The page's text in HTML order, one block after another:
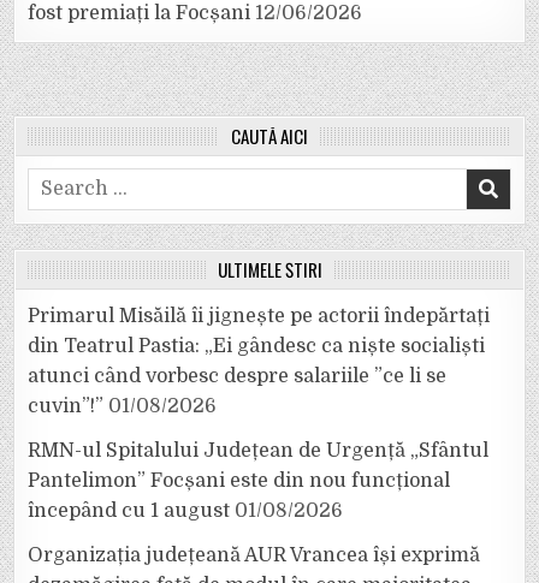
fost premiați la Focșani 12/06/2026
CAUTĂ AICI
Search
for:
ULTIMELE ȘTIRI
Primarul Misăilă îi jignește pe actorii îndepărtați
din Teatrul Pastia: „Ei gândesc ca niște socialiști
atunci când vorbesc despre salariile ”ce li se
cuvin”!” 01/08/2026
RMN-ul Spitalului Județean de Urgență „Sfântul
Pantelimon” Focșani este din nou funcțional
începând cu 1 august 01/08/2026
Organizația județeană AUR Vrancea își exprimă